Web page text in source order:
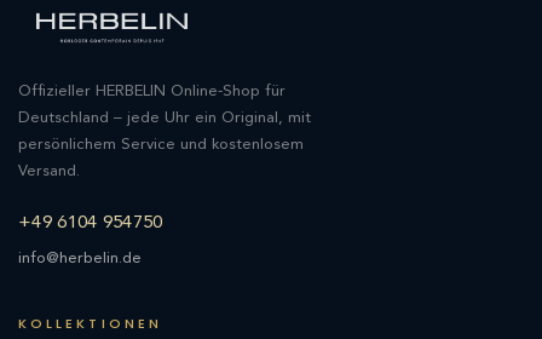
Offizieller HERBELIN Online-Shop für
Deutschland – jede Uhr ein Original, mit
persönlichem Service und kostenlosem
Versand.
+49 6104 954750
info@herbelin.de
KOLLEKTIONEN